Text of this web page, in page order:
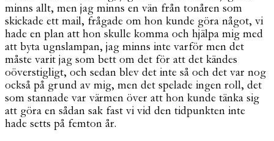
minns allt, men jag minns en vän från tonåren som
skickade ett mail, frågade om hon kunde göra något, vi
hade en plan att hon skulle komma och hjälpa mig med
att byta ugnslampan, jag minns inte varför men det
måste varit jag som bett om det för att det kändes
oöverstigligt, och sedan blev det inte så och det var nog
också på grund av mig, men det spelade ingen roll, det
som stannade var värmen över att hon kunde tänka sig
att göra en sådan sak fast vi vid den tidpunkten inte
hade setts på femton år.